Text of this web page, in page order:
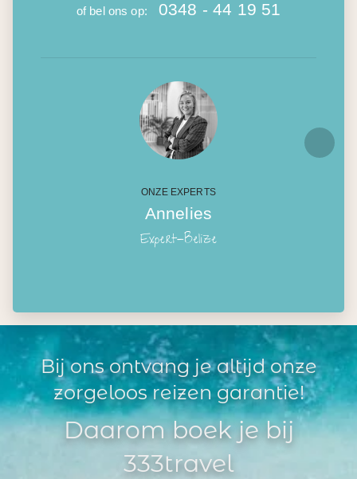
of bel ons op: 0348 - 44 19 51
ONZE EXPERTS
Annelies
Expert-Belize
Bij ons ontvang je altijd onze
zorgeloos reizen garantie!
Daarom boek je bij
333travel